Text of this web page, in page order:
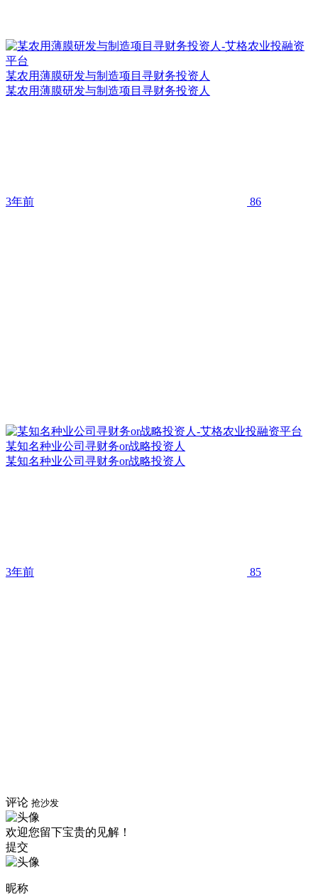
某农用薄膜研发与制造项目寻财务投资人
某农用薄膜研发与制造项目寻财务投资人
3年前 86
某知名种业公司寻财务or战略投资人
某知名种业公司寻财务or战略投资人
3年前 85
评论 抢沙发
欢迎您留下宝贵的见解！
提交
昵称